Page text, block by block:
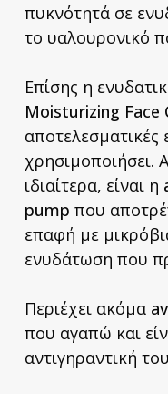
πυκνότητά σε
το υαλουρονικό
Επίσης η
Moisturizing Face
χρησιμοποιήσει.
ιδιαίτερα, είναι η
pump που
επαφή με
ενυδάτωση που
Περιέχει ακόμα
που αγαπώ και
αντιγηραντική